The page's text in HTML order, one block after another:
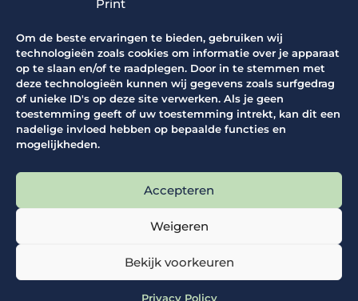
Print
Om de beste ervaringen te bieden, gebruiken wij
technologieën zoals cookies om informatie over je apparaat
op te slaan en/of te raadplegen. Door in te stemmen met
deze technologieën kunnen wij gegevens zoals surfgedrag
of unieke ID's op deze site verwerken. Als je geen
toestemming geeft of uw toestemming intrekt, kan dit een
nadelige invloed hebben op bepaalde functies en
mogelijkheden.
Accepteren
Weigeren
Bekijk voorkeuren
Privacy Policy
Producten
ICT producten
Grootformaat printers
Grootformaat scanners
Productie printers
Office printers
Snijapparatuur
Vouwapparatuur